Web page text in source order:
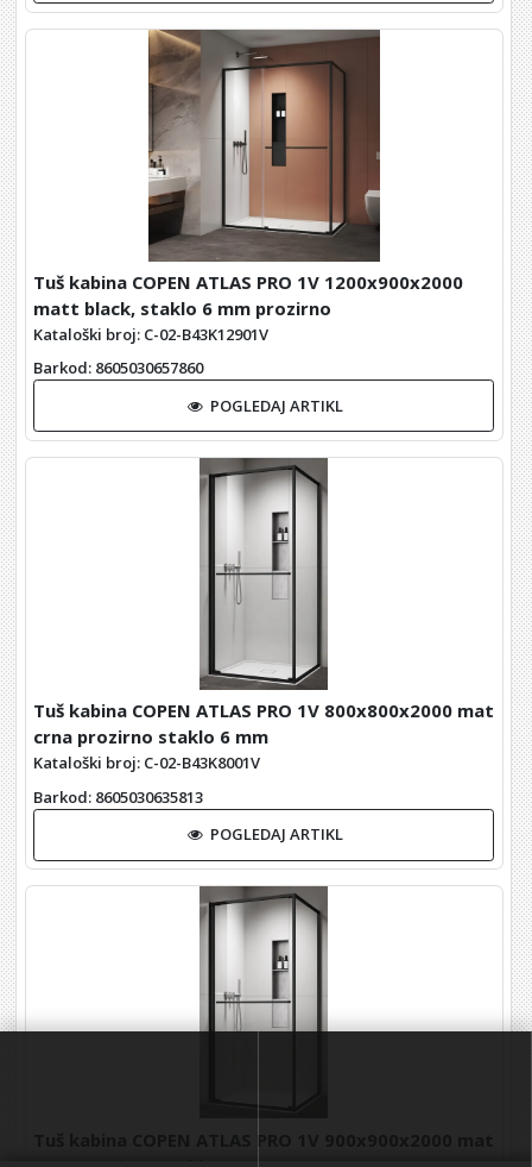
Tuš kabina COPEN ATLAS PRO 1V 1200x900x2000
matt black, staklo 6 mm prozirno
Kataloški broj: C-02-B43K12901V
Barkod: 8605030657860
POGLEDAJ ARTIKL
Tuš kabina COPEN ATLAS PRO 1V 800x800x2000 mat
crna prozirno staklo 6 mm
Kataloški broj: C-02-B43K8001V
Barkod: 8605030635813
POGLEDAJ ARTIKL